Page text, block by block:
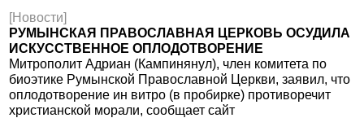
[Новости]
РУМЫНСКАЯ ПРАВОСЛАВНАЯ ЦЕРКОВЬ ОСУДИЛА
ИСКУССТВЕННОЕ ОПЛОДОТВОРЕНИЕ
Митрополит Адриан (Кампинянул), член комитета по
биоэтике Румынской Православной Церкви, заявил, что
оплодотворение ин витро (в пробирке) противоречит
христианской морали, сообщает сайт